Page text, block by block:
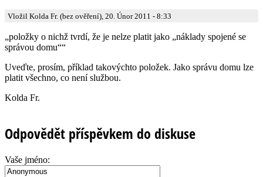
Vložil Kolda Fr. (bez ověření), 20. Únor 2011 - 8:33
„položky o nichž tvrdí, že je nelze platit jako „náklady spojené se
správou domu““
Uveďte, prosím, příklad takovýchto položek. Jako správu domu lze
platit všechno, co není službou.
Kolda Fr.
Odpovědět příspěvkem do diskuse
Vaše jméno: